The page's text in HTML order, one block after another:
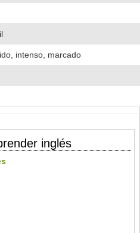
intenso, marcado
inglés